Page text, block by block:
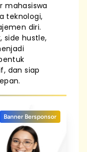
mahasiswa
teknologi,
diri.
side hustle,
dan siap
Banner Bersponsor